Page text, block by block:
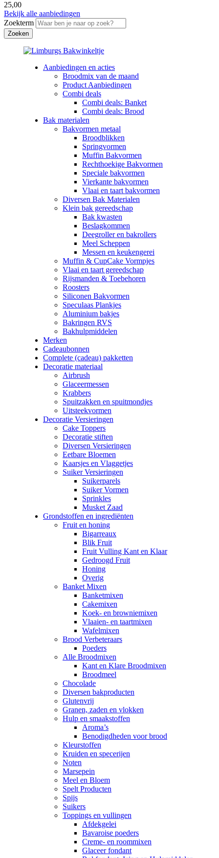
25,00
Bekijk alle aanbiedingen
Zoekterm
Aanbiedingen en acties
Broodmix van de maand
Product Aanbiedingen
Combi deals
Combi deals: Banket
Combi deals: Brood
Bak materialen
Bakvormen metaal
Broodblikken
Springvormen
Muffin Bakvormen
Rechthoekige Bakvormen
Speciale bakvormen
Vierkante bakvormen
Vlaai en taart bakvormen
Diversen Bak Materialen
Klein bak gereedschap
Bak kwasten
Beslagkommen
Deegroller en bakrollers
Meel Scheppen
Messen en keukengerei
Muffin & CupCake Vormpjes
Vlaai en taart gereedschap
Rijsmanden & Toebehoren
Roosters
Siliconen Bakvormen
Speculaas Plankjes
Aluminium bakjes
Bakringen RVS
Bakhulpmiddelen
Merken
Cadeaubonnen
Complete (cadeau) pakketten
Decoratie materiaal
Airbrush
Glaceermessen
Krabbers
Spuitzakken en spuitmondjes
Uitsteekvormen
Decoratie Versieringen
Cake Toppers
Decoratie stiften
Diversen Versieringen
Eetbare Bloemen
Kaarsjes en Vlaggetjes
Suiker Versieringen
Suikerparels
Suiker Vormen
Sprinkles
Musket Zaad
Grondstoffen en ingrediënten
Fruit en honing
Bigarreaux
Blik Fruit
Fruit Vulling Kant en Klaar
Gedroogd Fruit
Honing
Overig
Banket Mixen
Banketmixen
Cakemixen
Koek- en browniemixen
Vlaaien- en taartmixen
Wafelmixen
Brood Verbeteraars
Poeders
Alle Broodmixen
Kant en Klare Broodmixen
Broodmeel
Chocolade
Diversen bakproducten
Glutenvrij
Granen, zaden en vlokken
Hulp en smaakstoffen
Aroma’s
Benodigdheden voor brood
Kleurstoffen
Kruiden en specerijen
Noten
Marsepein
Meel en Bloem
Spelt Producten
Spijs
Suikers
Toppings en vullingen
Afdekgelei
Bavaroise poeders
Creme- en roommixen
Glaceer fondant